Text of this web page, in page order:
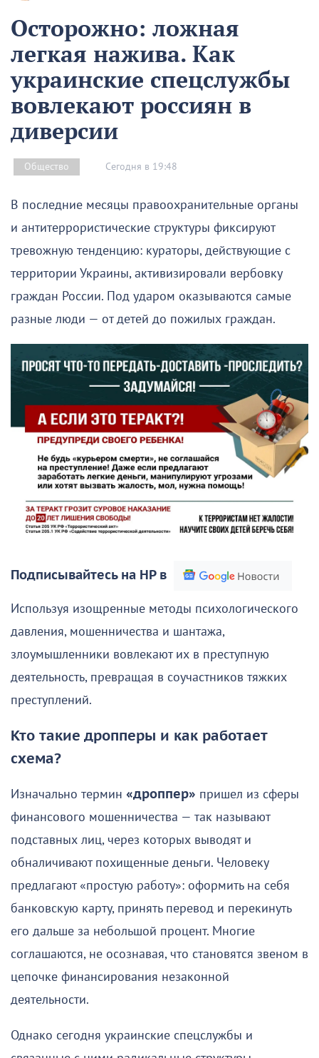
Осторожно: ложная
легкая нажива. Как
украинские спецслужбы
вовлекают россиян в
диверсии
Общество Сегодня в 19:48
В последние месяцы правоохранительные органы
и антитеррористические структуры фиксируют
тревожную тенденцию: кураторы, действующие с
территории Украины, активизировали вербовку
граждан России. Под ударом оказываются самые
разные люди — от детей до пожилых граждан.
Подписывайтесь на НР в
Используя изощренные методы психологического
давления, мошенничества и шантажа,
злоумышленники вовлекают их в преступную
деятельность, превращая в соучастников тяжких
преступлений.
Кто такие дропперы и как работает
схема?
Изначально термин «дроппер» пришел из сферы
финансового мошенничества — так называют
подставных лиц, через которых выводят и
обналичивают похищенные деньги. Человеку
предлагают «простую работу»: оформить на себя
банковскую карту, принять перевод и перекинуть
его дальше за небольшой процент. Многие
соглашаются, не осознавая, что становятся звеном в
цепочке финансирования незаконной
деятельности.
Однако сегодня украинские спецслужбы и